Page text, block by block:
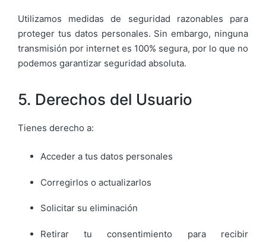
Utilizamos medidas de seguridad razonables para
proteger tus datos personales. Sin embargo, ninguna
transmisión por internet es 100% segura, por lo que no
podemos garantizar seguridad absoluta.
5. Derechos del Usuario
Tienes derecho a:
Acceder a tus datos personales
Corregirlos o actualizarlos
Solicitar su eliminación
Retirar tu consentimiento para recibir